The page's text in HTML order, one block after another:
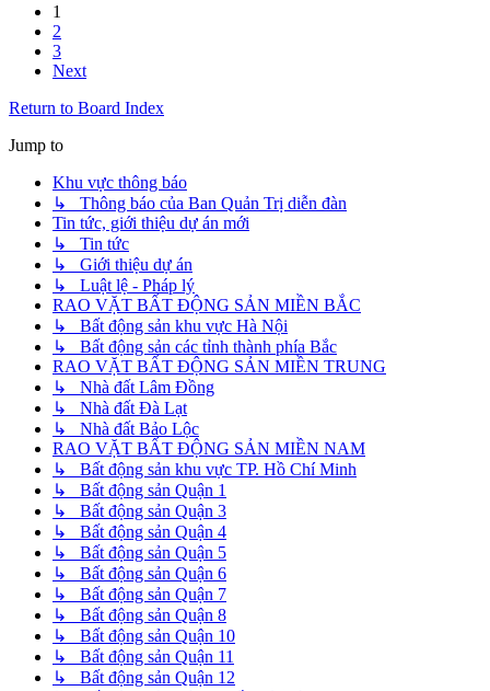
1
2
3
Next
Return to Board Index
Jump to
Khu vực thông báo
↳ Thông báo của Ban Quản Trị diễn đàn
Tin tức, giới thiệu dự án mới
↳ Tin tức
↳ Giới thiệu dự án
↳ Luật lệ - Pháp lý
RAO VẶT BẤT ĐỘNG SẢN MIỀN BẮC
↳ Bất động sản khu vực Hà Nội
↳ Bất động sản các tỉnh thành phía Bắc
RAO VẶT BẤT ĐỘNG SẢN MIỀN TRUNG
↳ Nhà đất Lâm Đồng
↳ Nhà đất Đà Lạt
↳ Nhà đất Bảo Lộc
RAO VẶT BẤT ĐỘNG SẢN MIỀN NAM
↳ Bất động sản khu vực TP. Hồ Chí Minh
↳ Bất động sản Quận 1
↳ Bất động sản Quận 3
↳ Bất động sản Quận 4
↳ Bất động sản Quận 5
↳ Bất động sản Quận 6
↳ Bất động sản Quận 7
↳ Bất động sản Quận 8
↳ Bất động sản Quận 10
↳ Bất động sản Quận 11
↳ Bất động sản Quận 12